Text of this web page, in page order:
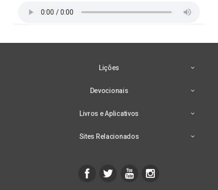
Lições
Devocionais
Livros e Aplicativos
Sites Relacionados